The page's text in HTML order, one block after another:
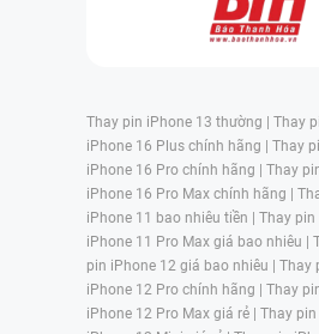
Thay pin iPhone 13 thường | Thay
iPhone 16 Plus chính hãng | Thay
iPhone 16 Pro chính hãng | Thay
iPhone 16 Pro Max chính hãng |
iPhone 11 bao nhiêu tiền | Thay pin
iPhone 11 Pro Max giá bao nhiêu |
pin iPhone 12 giá bao nhiêu | Thay
iPhone 12 Pro chính hãng | Thay
iPhone 12 Pro Max giá rẻ | Thay pin